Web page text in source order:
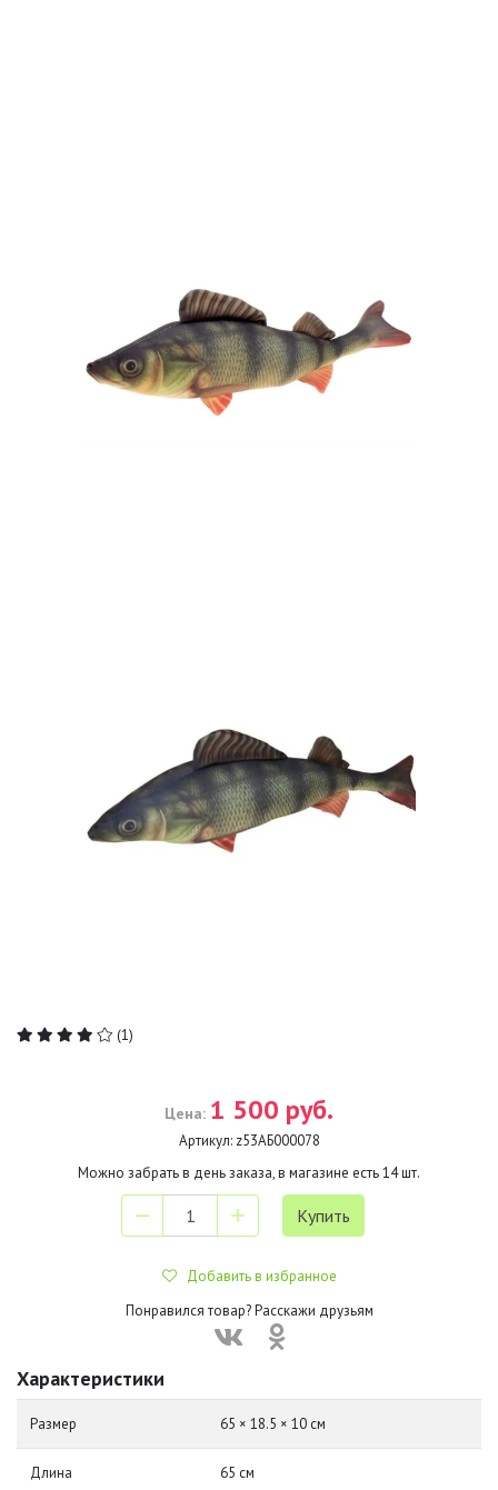
(1)
Цена: 1 500 руб.
Артикул: z53АБ000078
Можно забрать в день заказа, в магазине есть14шт.
Добавить в избранное
Понравился товар? Расскажи друзьям
Характеристики
Размер 65 × 18.5 × 10 см
Длина 65 см